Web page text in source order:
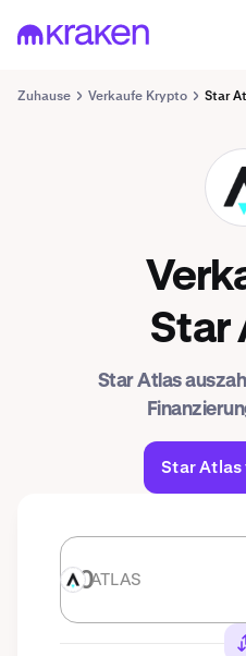
Zuhause Verkaufe Krypto Star
Star
Star Atlas
Star
ATLAS ATLAS